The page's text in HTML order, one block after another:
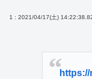
1 : 2021/04/17(土)